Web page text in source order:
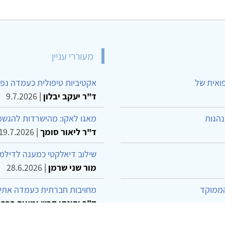
של
מעוררי עניין
אקטיביות טיפולית כעמדה
ד"ר יעקב יבלון |
9.7.2026
מאגו לאקו: מהישרדות
ד"ר ליאור סומך |
שילוב דיאלקטי כמענה
מור שני שרמן |
28.6.2026
מחויבות חברתית כעמדה
ד"ר יהונתן דבש ומאיה